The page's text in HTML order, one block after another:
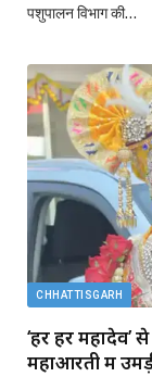
पशुपालन विभाग की…
CHHATTISGARH
‘हर हर महादेव’
महाआरती में